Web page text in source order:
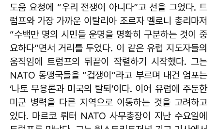
도움 요청에 “우리 전쟁이 아니다”고 선을 그었다. 트
럼프와 가장 가까운 이탈리아 조르자 멜로니 총리마저
“수백만 명의 시민들 운명을 명확히 구분하는 것이 중
요하다”면서 거리를 두었다. 이 같은 유럽 지도자들의
움직임에 트럼프의 뒤끝이 작렬하기 시작했다. 그는
NATO 동맹국들을 “겁쟁이”라고 부르며 내건 엄포는
‘나토 무용론과 미국의 탈퇴’이다. 이어 유럽에 주둔한
미군 병력을 다른 지역으로 이동하는 것을 고려하고
있다. 마르코 뤼터 NATO 사무총장이 지난 수요일에